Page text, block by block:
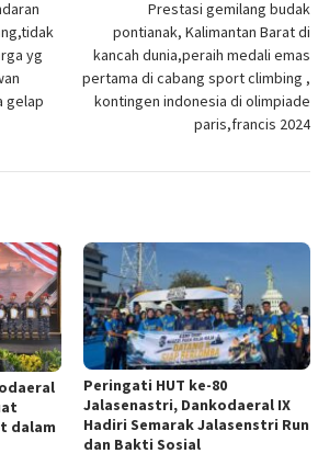
yg
gelap
Prestasi gemilang budak
pontianak, Kalimantan Barat di
kancah dunia,peraih medali emas
pertama di cabang sport climbing ,
kontingen indonesia di olimpiade
paris,francis 2024
dalam
Peringati HUT ke-80
Jalasenastri, Dankodaeral IX
Hadiri Semarak Jalasenstri Run
dan Bakti Sosial